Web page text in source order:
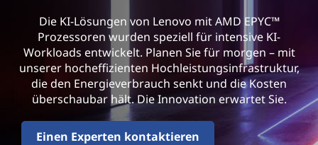
Die KI-Lösungen von Lenovo mit AMD EPYC™
Prozessoren wurden speziell für intensive KI-
Workloads entwickelt. Planen Sie für morgen – mit
unserer hocheffizienten Hochleistungsinfrastruktur,
die den Energieverbrauch senkt und die Kosten
überschaubar hält. Die Innovation erwartet Sie.
Einen Experten kontaktieren